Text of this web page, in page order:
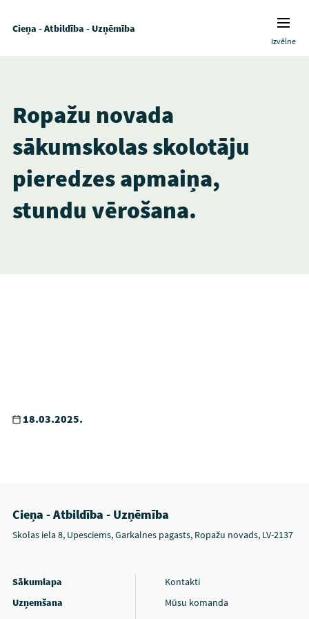
Cieņa - Atbildība - Uzņēmība
Izvēlne
Ropažu novada
sākumskolas skolotāju
pieredzes apmaiņa,
stundu vērošana.
18.03.2025.
Cieņa - Atbildība - Uzņēmība
Skolas iela 8, Upesciems, Garkalnes pagasts, Ropažu novads, LV-2137
Sākumlapa
Uzņemšana
Kontakti
Mūsu komanda